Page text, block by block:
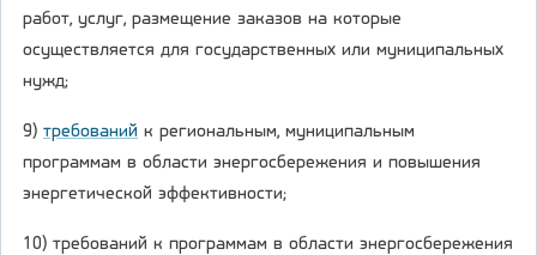
работ, услуг, размещение заказов на которые
осуществляется для государственных или муниципальных
нужд;
9) требований к региональным, муниципальным
программам в области энергосбережения и повышения
энергетической эффективности;
10) требований к программам в области энергосбережения